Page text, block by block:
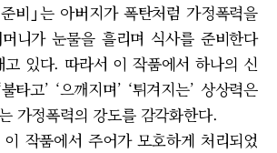
비｣는 아버지가 폭탄처럼 가정폭력을
니가 눈물을 흘리며 식사를 준비한다
있다. 따라서 이 작품에서 하나의 신
타고’ ‘으깨지며’ ‘튀겨지는’ 상상력은
가정폭력의 강도를 감각화한다.
작품에서 주어가 모호하게 처리되었